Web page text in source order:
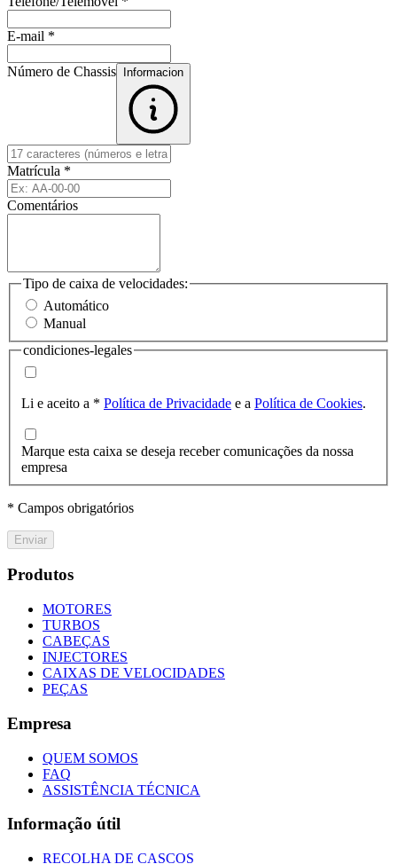
E-mail *
Número de Chassis Informacion
Matrícula *
Comentários
Tipo de caixa de velocidades:
Automático
Manual
condiciones-legales
Li e aceito a * Política de Privacidade e a Política de Cookies.
Marque esta caixa se deseja receber comunicações da nossa
empresa
* Campos obrigatórios
Enviar
Produtos
MOTORES
TURBOS
CABEÇAS
INJECTORES
CAIXAS DE VELOCIDADES
PEÇAS
Empresa
QUEM SOMOS
FAQ
ASSISTÊNCIA TÉCNICA
Informação útil
RECOLHA DE CASCOS